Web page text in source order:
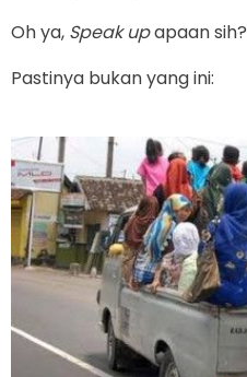
Oh ya, Speak upapaan sih?
Pastinya bukan yang ini: